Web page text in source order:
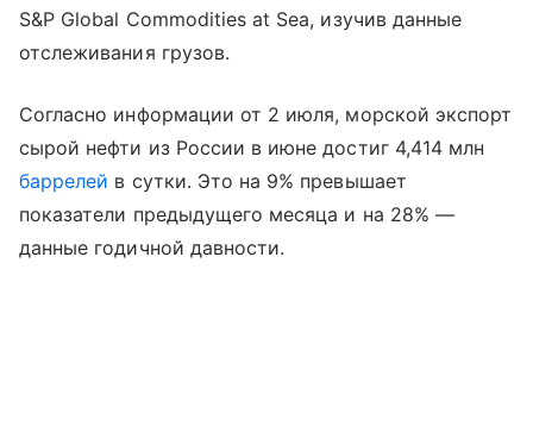
S&P Global Commodities at Sea, изучив данные
отслеживания грузов.
Согласно информации от 2 июля, морской экспорт
сырой нефти из России в июне достиг 4,414 млн
баррелей в сутки. Это на 9% превышает
показатели предыдущего месяца и на 28% —
данные годичной давности.